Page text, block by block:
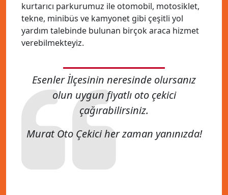
kurtarıcı parkurumuz ile otomobil, motosiklet,
tekne, minibüs ve kamyonet gibi çeşitli yol
yardım talebinde bulunan birçok araca hizmet
verebilmekteyiz.
Esenler İlçesinin neresinde olursanız
olun uygun fiyatlı oto çekici
çağırabilirsiniz.
Murat Oto Çekici her zaman yanınızda!